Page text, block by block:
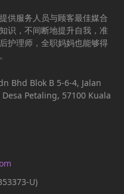
供服务人员与顾客最佳媒合
识，不间断地提升自我，准
护理师，全职妈妈也能够得
Bhd Blok B 5-6-4, Jalan
Petaling, 57100 Kuala
U)